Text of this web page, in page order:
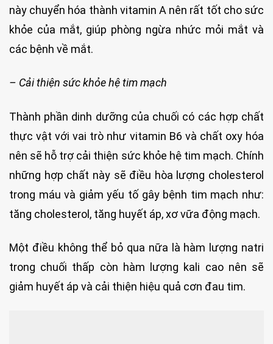
này chuyển hóa thành vitamin A nên rất tốt cho sức
khỏe của mắt, giúp phòng ngừa nhức mỏi mắt và
các bệnh về mắt.
– Cải thiện sức khỏe hệ tim mạch
Thành phần dinh dưỡng của chuối có các hợp chất
thực vật với vai trò như vitamin B6 và chất oxy hóa
nên sẽ hỗ trợ cải thiện sức khỏe hệ tim mạch. Chính
những hợp chất này sẽ điều hòa lượng cholesterol
trong máu và giảm yếu tố gây bệnh tim mạch như:
tăng cholesterol, tăng huyết áp, xơ vữa động mạch.
Một điều không thể bỏ qua nữa là hàm lượng natri
trong chuối thấp còn hàm lượng kali cao nên sẽ
giảm huyết áp và cải thiện hiệu quả cơn đau tim.